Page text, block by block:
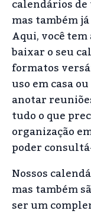
calendários de
mas também
Aqui, você
baixar o seu
formatos
uso em casa
anotar
tudo o que
organização
poder
Nossos
mas também
ser um